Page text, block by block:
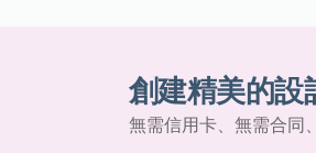
創建精美的設
無需信用卡、無需合同